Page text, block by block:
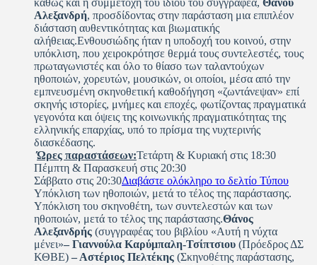
Αλεξανδρή, προσδίδοντας στην παράσταση μια επιπλέον
διάσταση αυθεντικότητας και βιωματικής
αλήθειας.Ενθουσιώδης ήταν η υποδοχή του κοινού, στην
υπόκλιση, που χειροκρότησε θερμά τους συντελεστές, τους
πρωταγωνιστές και όλο το θίασο των ταλαντούχων
ηθοποιών, χορευτών, μουσικών, οι οποίοι, μέσα από την
εμπνευσμένη σκηνοθετική καθοδήγηση «ζωντάνεψαν» επί
σκηνής ιστορίες, μνήμες και εποχές, φωτίζοντας πραγματικά
γεγονότα και όψεις της κοινωνικής πραγματικότητας της
ελληνικής επαρχίας, υπό το πρίσμα της νυχτερινής
διασκέδασης.
Ώρες παραστάσεων:Τετάρτη & Κυριακή στις 18:30
Πέμπτη & Παρασκευή στις 20:30
Σάββατο στις 20:30Διαβάστε ολόκληρο το δελτίο Τύπου
Υπόκλιση των ηθοποιών, μετά το τέλος της παράστασης.
Υπόκλιση του σκηνοθέτη, των συντελεστών και των
ηθοποιών, μετά το τέλος της παράστασης.Θάνος
Αλεξανδρής (συγγραφέας του βιβλίου «Αυτή η νύχτα
μένει»– Γιαννούλα Καρύμπαλη-Τσίπτσιου (Πρόεδρος ΔΣ
ΚΘΒΕ) – Αστέριος Πελτέκης (Σκηνοθέτης παράστασης,